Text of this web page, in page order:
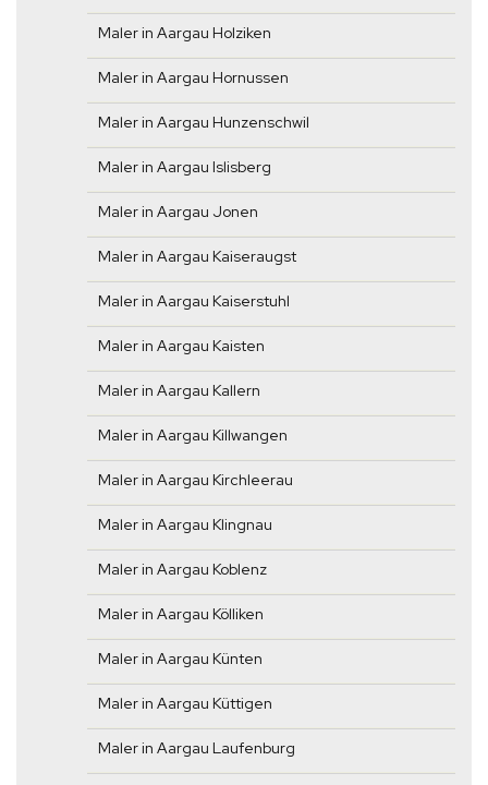
Maler in Aargau Holziken
Maler in Aargau Hornussen
Maler in Aargau Hunzenschwil
Maler in Aargau Islisberg
Maler in Aargau Jonen
Maler in Aargau Kaiseraugst
Maler in Aargau Kaiserstuhl
Maler in Aargau Kaisten
Maler in Aargau Kallern
Maler in Aargau Killwangen
Maler in Aargau Kirchleerau
Maler in Aargau Klingnau
Maler in Aargau Koblenz
Maler in Aargau Kölliken
Maler in Aargau Künten
Maler in Aargau Küttigen
Maler in Aargau Laufenburg